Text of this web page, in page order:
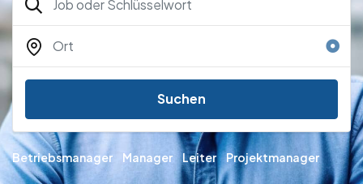
Suchen
Betriebsmanager Manager Leiter Projektmanager